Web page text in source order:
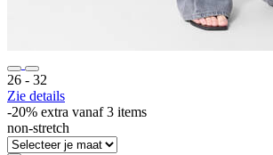
26 ‐ 32
Zie details
-20% extra vanaf 3 items
non-stretch